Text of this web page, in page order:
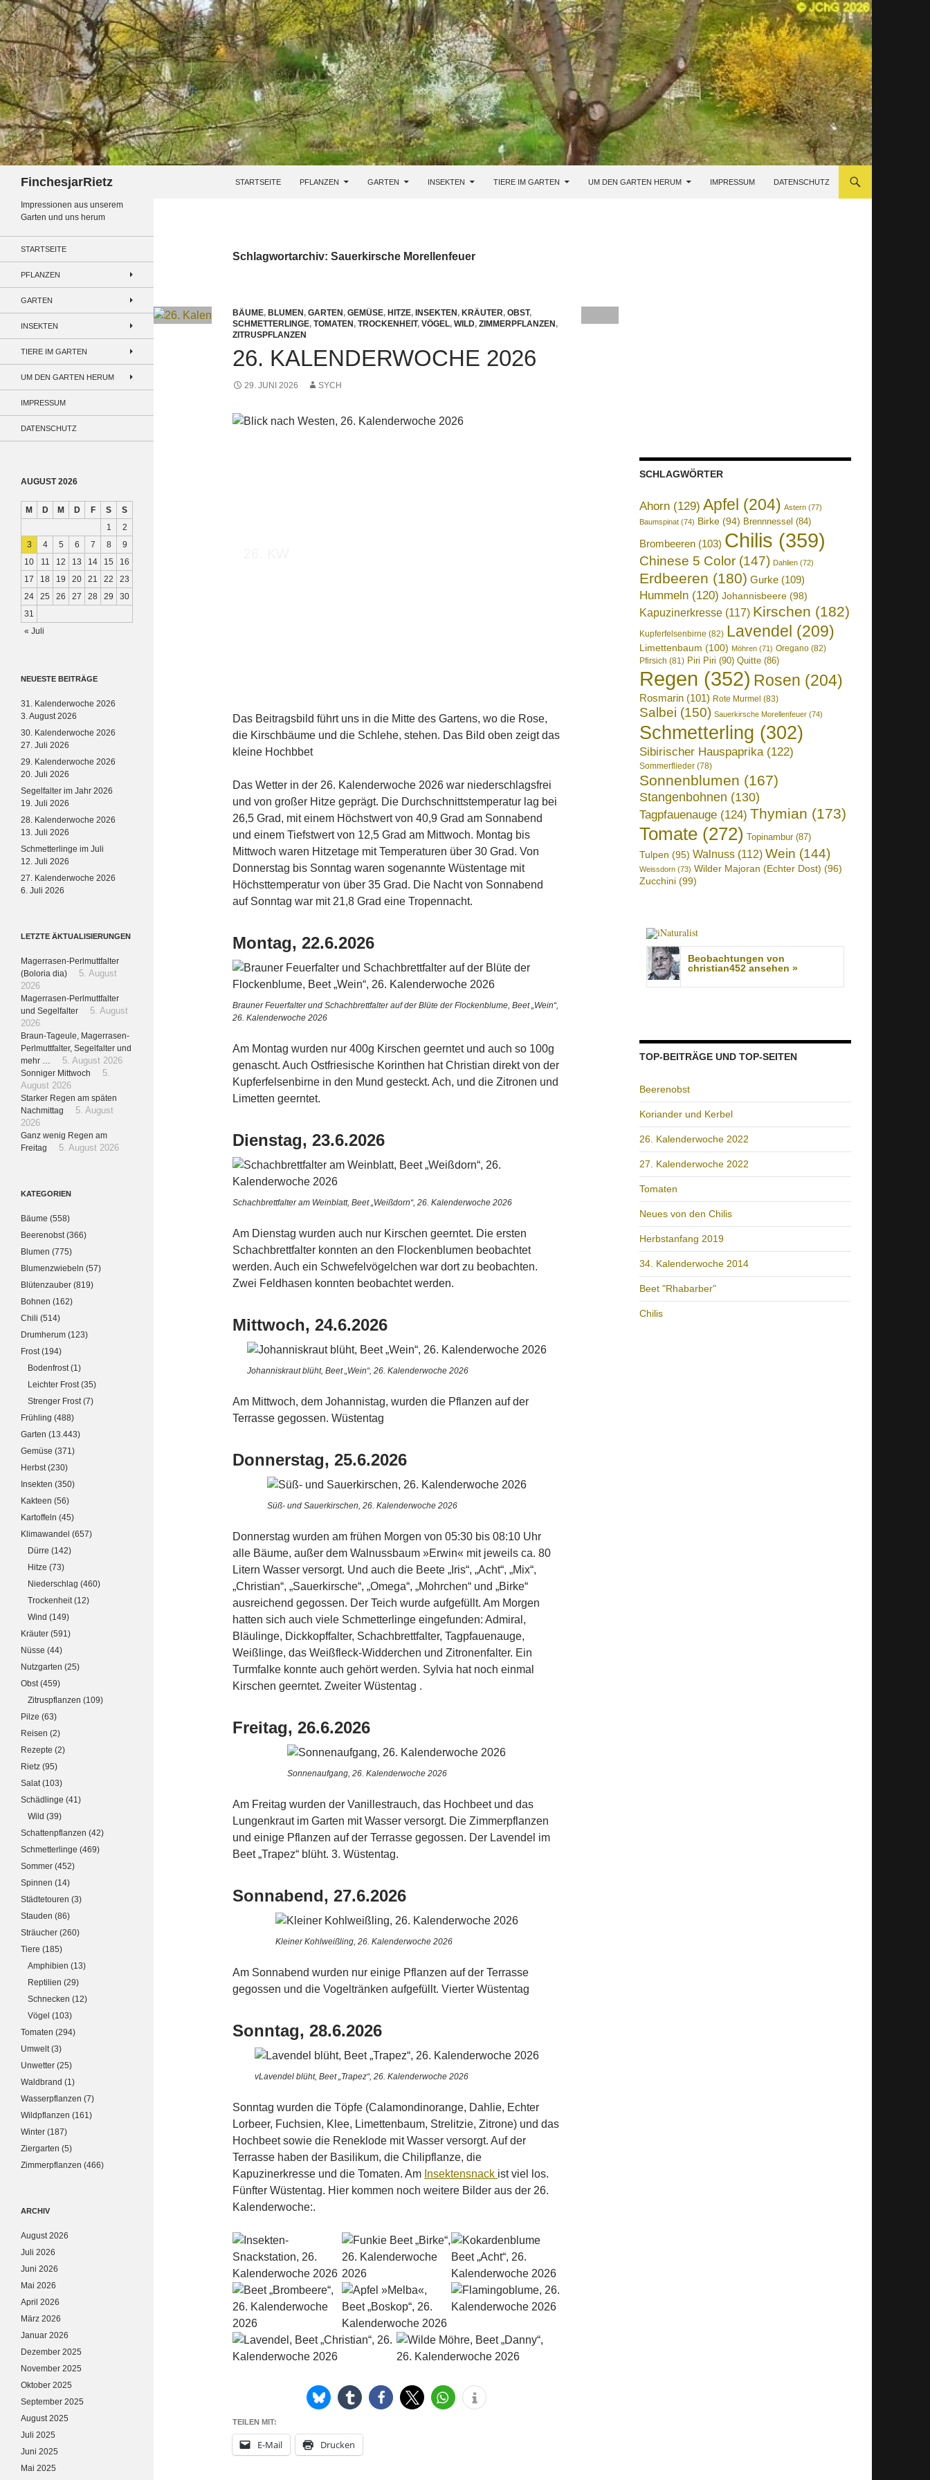
Zum
Inhalt
springen
FinchesjarRietz STARTSEITE PFLANZEN GARTEN INSEKTEN TIERE IM GARTEN UM DEN GARTEN HERUM IMPRESSUM DATENSCHUTZ
Schlagwortarchiv: Sauerkirsche Morellenfeuer
BÄUME, BLUMEN, GARTEN, GEMÜSE, HITZE, INSEKTEN, KRÄUTER, OBST,
SCHMETTERLINGE, TOMATEN, TROCKENHEIT, VÖGEL, WILD, ZIMMERPFLANZEN,
ZITRUSPFLANZEN
26. KALENDERWOCHE 2026
29. JUNI 2026 SYCH
Das Beitragsbild führt uns in die Mitte des Gartens, wo die Rose,
die Kirschbäume und die Schlehe, stehen. Das Bild oben zeigt das
kleine Hochbbet
Das Wetter in der 26. Kalenderwoche 2026 war niederschlagsfrei
und von großer Hitze geprägt. Die Durchschnittstemperatur lag bei
26,5 Grad, mit einem Höchstwert von 40,9 Grad am Sonnabend
und einem Tiefstwert von 12,5 Grad am Mittwoch. Montag bis
Mittwoch waren Hitzetage mit Temperaturen über 30 Grad. Von
Donnerstag bis Sonntag waren sogenannte Wüstentage mit
Höchsttemperatur von über 35 Grad. Die Nacht von Sonnabend
auf Sonntag war mit 21,8 Grad eine Tropennacht.
Montag, 22.6.2026
Brauner Feuerfalter und Schachbrettfalter auf der Blüte der Flockenblume, Beet „Wein“,
26. Kalenderwoche 2026
Am Montag wurden nur 400g Kirschen geerntet und auch so 100g
genascht. Auch Ostfriesische Korinthen hat Christian direkt von der
Kupferfelsenbirne in den Mund gesteckt. Ach, und die Zitronen und
Limetten geerntet.
Dienstag, 23.6.2026
Schachbrettfalter am Weinblatt, Beet „Weißdorn“, 26. Kalenderwoche 2026
Am Dienstag wurden auch nur Kirschen geerntet. Die ersten
Schachbrettfalter konnten an den Flockenblumen beobachtet
werden. Auch ein Schwefelvögelchen war dort zu beobachten.
Zwei Feldhasen konnten beobachtet werden.
Mittwoch, 24.6.2026
Johanniskraut blüht, Beet „Wein“, 26. Kalenderwoche 2026
Am Mittwoch, dem Johannistag, wurden die Pflanzen auf der
Terrasse gegossen. Wüstentag
Donnerstag, 25.6.2026
Süß- und Sauerkirschen, 26. Kalenderwoche 2026
Donnerstag wurden am frühen Morgen von 05:30 bis 08:10 Uhr
alle Bäume, außer dem Walnussbaum »Erwin« mit jeweils ca. 80
Litern Wasser versorgt. Und auch die Beete „Iris“, „Acht“, „Mix“,
„Christian“, „Sauerkirsche“, „Omega“, „Mohrchen“ und „Birke“
ausreichend gegossen. Der Teich wurde aufgefüllt. Am Morgen
hatten sich auch viele Schmetterlinge eingefunden: Admiral,
Bläulinge, Dickkopffalter, Schachbrettfalter, Tagpfauenauge,
Weißlinge, das Weißfleck-Widderchen und Zitronenfalter. Ein
Turmfalke konnte auch gehört werden. Sylvia hat noch einmal
Kirschen geerntet. Zweiter Wüstentag .
Freitag, 26.6.2026
Sonnenaufgang, 26. Kalenderwoche 2026
Am Freitag wurden der Vanillestrauch, das Hochbeet und das
Lungenkraut im Garten mit Wasser versorgt. Die Zimmerpflanzen
und einige Pflanzen auf der Terrasse gegossen. Der Lavendel im
Beet „Trapez“ blüht. 3. Wüstentag.
Sonnabend, 27.6.2026
Kleiner Kohlweißling, 26. Kalenderwoche 2026
Am Sonnabend wurden nur einige Pflanzen auf der Terrasse
gegossen und die Vogeltränken aufgefüllt. Vierter Wüstentag
Sonntag, 28.6.2026
vLavendel blüht, Beet „Trapez“, 26. Kalenderwoche 2026
Sonntag wurden die Töpfe (Calamondinorange, Dahlie, Echter
Lorbeer, Fuchsien, Klee, Limettenbaum, Strelitzie, Zitrone) und das
Hochbeet sowie die Reneklode mit Wasser versorgt. Auf der
Terrasse haben der Basilikum, die Chilipflanze, die
Kapuzinerkresse und die Tomaten. Am Insektensnack ist viel los.
Fünfter Wüstentag. Hier kommen noch weitere Bilder aus der 26.
Kalenderwoche:.
TEILEN MIT:
E-Mail Drucken
SCHLAGWÖRTER
Ahorn (129) Apfel (204) Astern (77)
Baumspinat (74) Birke (94) Brennnessel (84)
Brombeeren (103) Chilis (359)
Chinese 5 Color (147) Dahlien (72)
Erdbeeren (180) Gurke (109)
Hummeln (120) Johannisbeere (98)
Kapuzinerkresse (117) Kirschen (182)
Kupferfelsenbirne (82) Lavendel (209)
Limettenbaum (100) Möhren (71) Oregano (82)
Pfirsich (81) Piri Piri (90) Quitte (86)
Regen (352) Rosen (204)
Rosmarin (101) Rote Murmel (83)
Salbei (150) Sauerkirsche Morellenfeuer (74)
Schmetterling (302)
Sibirischer Hauspaprika(122)
Sommerflieder (78)
Sonnenblumen (167)
Stangenbohnen (130)
Tagpfauenauge (124) Thymian (173)
Tomate (272) Topinambur(87)
Tulpen (95) Walnuss (112) Wein (144)
Weissdorn (73) Wilder Majoran (Echter Dost) (96)
Zucchini (99)
Beobachtungen von
christian452 ansehen »
TOP-BEITRÄGE UND TOP-SEITEN
Beerenobst
Koriander und Kerbel
26. Kalenderwoche 2022
27. Kalenderwoche 2022
Tomaten
Neues von den Chilis
Herbstanfang 2019
34. Kalenderwoche 2014
Beet "Rhabarber"
Chilis
Impressionen aus unserem
Garten und uns herum
STARTSEITE
PFLANZEN
GARTEN
INSEKTEN
TIERE IM GARTEN
UM DEN GARTEN HERUM
IMPRESSUM
DATENSCHUTZ
AUGUST 2026
M D M D F S
S
1
2
3
4 5 6 7 8
9
10
11 12 13 14 15
16
17
18 19 20 21 22
23
24
25 26 27 28 29
30
31
« Juli
NEUESTE BEITRÄGE
31. Kalenderwoche 2026
3. August 2026
30. Kalenderwoche 2026
27. Juli 2026
29. Kalenderwoche 2026
20. Juli 2026
Segelfalter im Jahr 2026
19. Juli 2026
28. Kalenderwoche 2026
13. Juli 2026
Schmetterlinge im Juli
12. Juli 2026
27. Kalenderwoche 2026
6. Juli 2026
LETZTE ÄKTUALISIERUNGEN
Magerrasen-Perlmuttfalter
(Boloria dia)
5. August
2026
Magerrasen-Perlmuttfalter
und Segelfalter
5. August
2026
Braun-Tageule, Magerrasen-
Perlmuttfalter, Segelfalter und
mehr …
5. August 2026
Sonniger Mittwoch
5.
August 2026
Starker Regen am späten
Nachmittag
5. August
2026
Ganz wenig Regen am
Freitag
5. August 2026
KATEGORIEN
Bäume (558)
Beerenobst(366)
Blumen (775)
Blumenzwiebeln (57)
Blütenzauber (819)
Bohnen (162)
Chili (514)
Drumherum (123)
Frost(194)
Bodenfrost(1)
Leichter Frost(35)
Strenger Frost(7)
Frühling (488)
Garten (13.443)
Gemüse (371)
Herbst(230)
Insekten (350)
Kakteen (56)
Kartoffeln (45)
Klimawandel (657)
Dürre (142)
Hitze (73)
Niederschlag (460)
Trockenheit(12)
Wind (149)
Kräuter (591)
Nüsse (44)
Nutzgarten (25)
Obst(459)
Zitruspflanzen (109)
Pilze (63)
Reisen (2)
Rezepte (2)
Rietz (95)
Salat(103)
Schädlinge (41)
Wild (39)
Schattenpflanzen (42)
Schmetterlinge (469)
Sommer (452)
Spinnen (14)
Städtetouren (3)
Stauden (86)
Sträucher (260)
Tiere (185)
Amphibien (13)
Reptilien (29)
Schnecken (12)
Vögel (103)
Tomaten (294)
Umwelt(3)
Unwetter (25)
Waldbrand (1)
Wasserpflanzen (7)
Wildpflanzen (161)
Winter (187)
Ziergarten (5)
Zimmerpflanzen (466)
ARCHIV
August 2026
Juli 2026
Juni 2026
Mai 2026
April 2026
März 2026
Januar 2026
Dezember 2025
November 2025
Oktober 2025
September 2025
August 2025
Juli 2025
Juni 2025
Mai 2025